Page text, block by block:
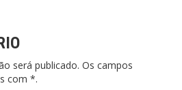
será publicado. Os campos
com *.